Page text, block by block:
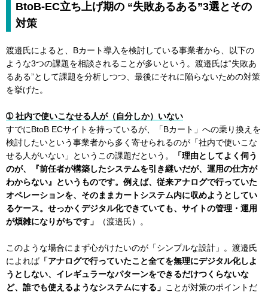
BtoB-EC立ち上げ期の “失敗あるある”3選とその
対策
渡邉氏によると、Bカート導入を検討している事業者から、以下の
ような3つの課題を相談されることが多いという。渡邉氏は“失敗あ
るある”として課題を分析しつつ、最後にそれに陥らないための対策
を挙げた。
➀ 社内で使いこなせる人が（自分しか）いない
すでにBtoB ECサイトを持っているが、「Bカート」への乗り換えを
検討したいという事業者から多く寄せられるのが「社内で使いこな
せる人がいない」というこの課題だという。
「理由としてよく伺う
のが、『前任者が構築したシステムを引き継いだが、運用の仕方が
わからない』というものです。例えば、従来アナログで行っていた
オペレーションを、そのままカートシステム内に収めようとしてい
るケース。せっかくデジタル化できていても、サイトの管理・運用
が煩雑になりがちです」
（渡邉氏）。
このような場合にまず心がけたいのが「シンプルな設計」。渡邉氏
によれば「アナログで行っていたこと全てを無理にデジタル化しよ
うとしない、イレギュラーなパターンをできるだけつくらないな
ど、誰でも使えるようなシステムにする」 ことが対策のポイントだ